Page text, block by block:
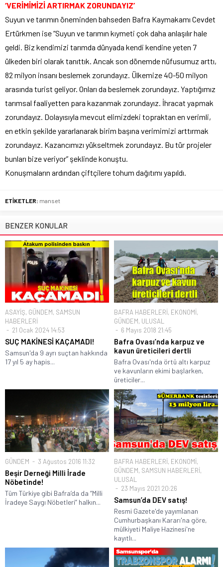
‘VERİMİMİZİ ARTIRMAK ZORUNDAYIZ’
Suyun ve tarımın öneminden bahseden Bafra Kaymakamı Cevdet
Ertürkmen ise “Suyun ve tarımın kıymeti çok daha anlaşılır hale
geldi. Biz kendimizi tarımda dünyada kendi kendine yeten 7
ülkeden biri olarak tanıttık. Ancak son dönemde nüfusumuz arttı,
82 milyon insanı beslemek zorundayız. Ülkemize 40-50 milyon
arasında turist geliyor. Onları da beslemek zorundayız. Yaptığımız
tarımsal faaliyetten para kazanmak zorundayız. İhracat yapmak
zorundayız. Dolayısıyla mevcut elimizdeki topraktan en verimli,
en etkin şekilde yararlanarak birim başına verimimizi arttırmak
zorundayız. Kazancımızı yükseltmek zorundayız. Bu tür projeler
bunları bize veriyor” şeklinde konuştu.
Konuşmaların ardından çiftçilere tohum dağıtımı yapıldı.
ETİKETLER: manset
BENZER KONULAR
ASAYİŞ, GÜNDEM, SAMSUN
HABERLERİ
21 Ocak 2024 14:53
SUÇ MAKİNESİ KAÇAMADI!
Samsun'da 9 ayrı suçtan hakkında
17 yıl 5 ay hapis...
BAFRA HABERLERİ, EKONOMİ,
GÜNDEM, ULUSAL
6 Mayıs 2018 21:45
Bafra Ovası’nda karpuz ve
kavun üreticileri dertli
Bafra Ovası'nda örtü altı karpuz
ve kavunların ekimi başlarken,
üreticiler...
GÜNDEM 3 Ağustos 2016 11:32
Beşir Derneği Milli İrade
Nöbetinde!
Tüm Türkiye gibi Bafra’da da “Milli
İradeye Saygı Nöbetleri” halkın...
BAFRA HABERLERİ, EKONOMİ,
GÜNDEM, SAMSUN HABERLERİ,
ULUSAL
23 Mayıs 2021 20:26
Samsun’da DEV satış!
Resmi Gazete'de yayımlanan
Cumhurbaşkanı Kararı'na göre,
mülkiyeti Maliye Hazinesi'ne
kayıtlı...